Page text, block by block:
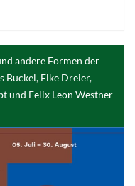
andere Formen der
Buckel, Elke Dreier,
und Felix Leon Westner